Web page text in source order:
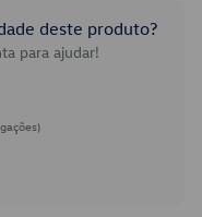
deste produto?
para ajudar!